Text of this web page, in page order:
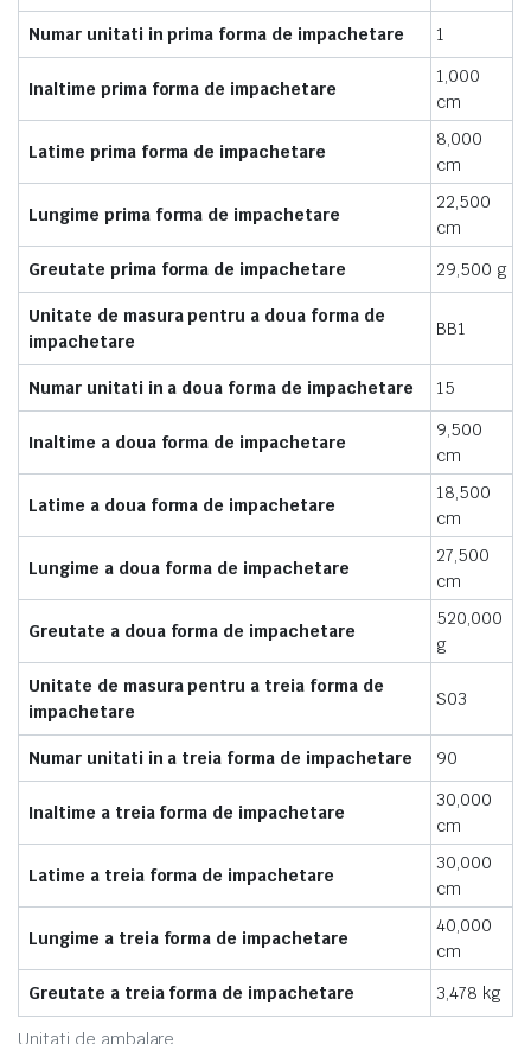
Unitati de ambalare
Numar unitati in prima forma de impachetare 1
Inaltime prima forma de impachetare
1,000
cm
Latime prima forma de impachetare
8,000
cm
Lungime prima forma de impachetare
22,500
cm
Greutate prima forma de impachetare
29,500 g
Unitate de masura pentru a doua forma de
impachetare
BB1
Numar unitati in a doua forma de impachetare 15
Inaltime a doua forma de impachetare
9,500
cm
Latime a doua forma de impachetare
18,500
cm
Lungime a doua forma de impachetare
27,500
cm
Greutate a doua forma de impachetare
520,000
g
Unitate de masura pentru a treia forma de
impachetare
S03
Numar unitati in a treia forma de impachetare 90
Inaltime a treia forma de impachetare
30,000
cm
Latime a treia forma de impachetare
30,000
cm
Lungime a treia forma de impachetare
40,000
cm
Greutate a treia forma de impachetare
3,478 kg